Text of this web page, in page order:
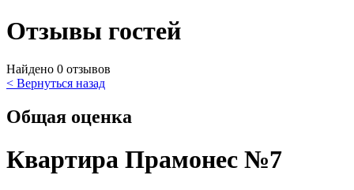
Отзывы гостей
Найдено 0 отзывов
< Вернуться назад
Общая оценка
Квартира Прамонес №7